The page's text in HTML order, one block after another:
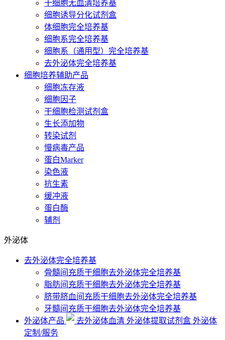
干细胞无血清培养基
细胞诱导分化试剂盒
体细胞完全培养基
细胞系完全培养基
细胞系（通用型）完全培养基
去外泌体完全培养基
细胞培养辅助产品
细胞冻存液
细胞因子
干细胞检测试剂盒
生长添加物
转染试剂
慢病毒产品
蛋白Marker
染色液
抗生素
缓冲液
蛋白酶
辅剂
外泌体
去外泌体完全培养基
骨髓间充质干细胞去外泌体完全培养基
脂肪间充质干细胞去外泌体完全培养基
脐带脐血间充质干细胞去外泌体完全培养基
牙髓间充质干细胞去外泌体完全培养基
外泌体产品
去外泌体血清 外泌体提取试剂盒 外泌体
定制/服务